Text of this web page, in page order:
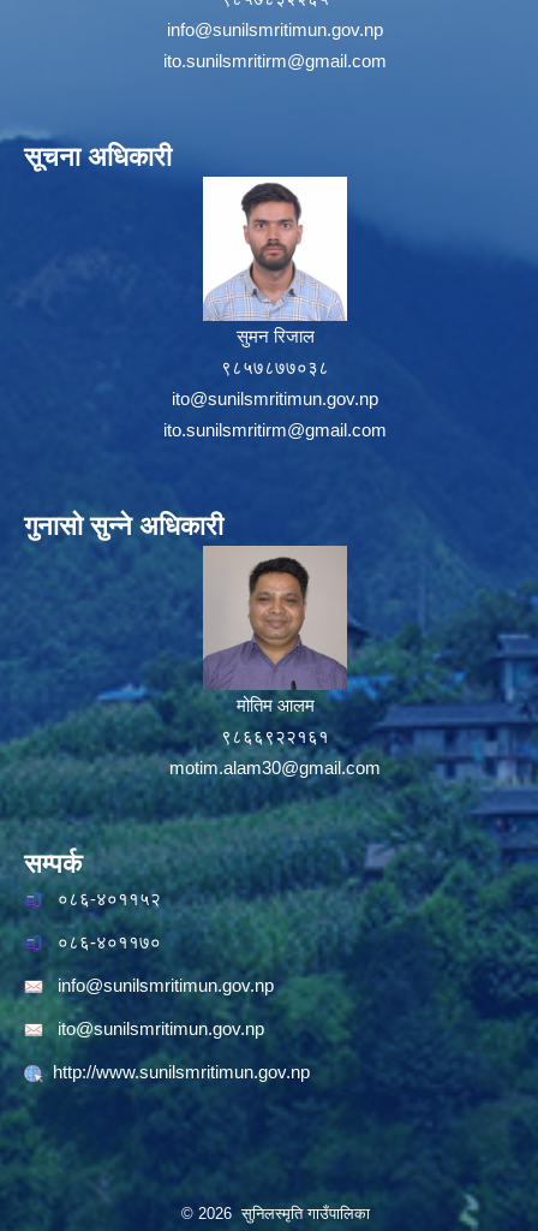
info@sunilsmritimun.gov.np
ito.sunilsmritirm@gmail.com
सूचना अधिकारी
सुमन रिजाल
९८५७८७७०३८
ito@sunilsmritimun.gov.np
ito.sunilsmritirm@gmail.com
गुनासो सुन्ने अधिकारी
मोतिम आलम
९८६६९२२१६१
motim.alam30@gmail.com
सम्पर्क
०८६-४०११५२
०८६-४०११७०
info@sunilsmritimun.gov.np
ito@sunilsmritimun.gov.np
http://www.sunilsmritimun.gov.np
© 2026 सुनिलस्मृति गाउँपालिका